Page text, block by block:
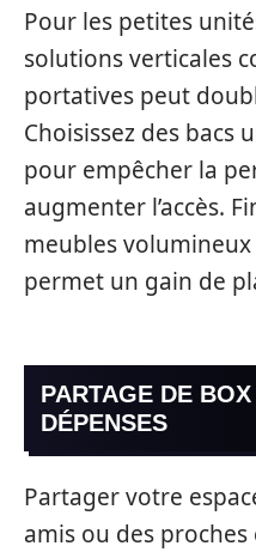
Pour les petites
solutions verticales
portatives peut
Choisissez des bacs
pour empêcher la
augmenter l’accès.
meubles volumineux
permet un gain de
PARTAGE DE
DÉPENSES
Partager votre
amis ou des